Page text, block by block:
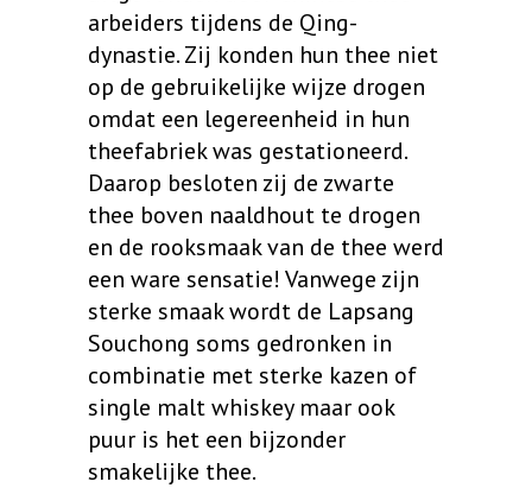
arbeiders tijdens de Qing-
dynastie. Zij konden hun thee niet
op de gebruikelijke wijze drogen
omdat een legereenheid in hun
theefabriek was gestationeerd.
Daarop besloten zij de zwarte
thee boven naaldhout te drogen
en de rooksmaak van de thee werd
een ware sensatie! Vanwege zijn
sterke smaak wordt de Lapsang
Souchong soms gedronken in
combinatie met sterke kazen of
single maltwhiskeymaar ook
puur is het een bijzonder
smakelijke thee.